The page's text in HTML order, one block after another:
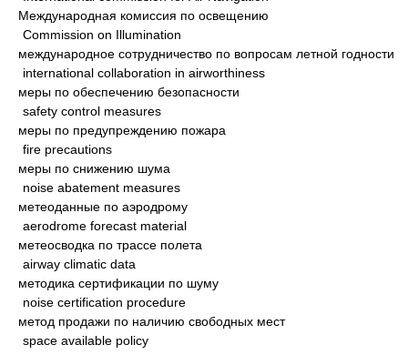
Международная комиссия по освещению
Commission on Illumination
международное сотрудничество по вопросам летной годности
international collaboration in airworthiness
меры по обеспечению безопасности
safety control measures
меры по предупреждению пожара
fire precautions
меры по снижению шума
noise abatement measures
метеоданные по аэродрому
aerodrome forecast material
метеосводка по трассе полета
airway climatic data
методика сертификации по шуму
noise certification procedure
метод продажи по наличию свободных мест
space available policy